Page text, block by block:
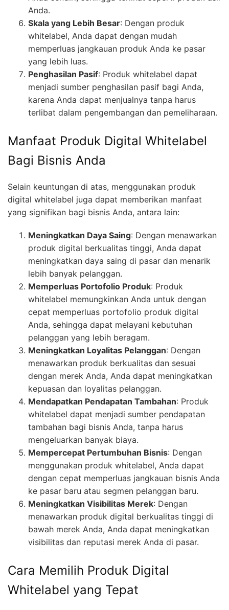
Anda.
Skala yang Lebih Besar: Dengan produk
whitelabel, Anda dapat dengan mudah
memperluas jangkauan produk Anda ke pasar
yang lebih luas.
Penghasilan Pasif: Produk whitelabel dapat
menjadi sumber penghasilan pasif bagi Anda,
karena Anda dapat menjualnya tanpa harus
terlibat dalam pengembangan dan pemeliharaan.
Manfaat Produk Digital Whitelabel
Bagi Bisnis Anda
Selain keuntungan di atas, menggunakan produk
digital whitelabel juga dapat memberikan manfaat
yang signifikan bagi bisnis Anda, antara lain:
Meningkatkan Daya Saing: Dengan menawarkan
produk digital berkualitas tinggi, Anda dapat
meningkatkan daya saing di pasar dan menarik
lebih banyak pelanggan.
Memperluas Portofolio Produk: Produk
whitelabel memungkinkan Anda untuk dengan
cepat memperluas portofolio produk digital
Anda, sehingga dapat melayani kebutuhan
pelanggan yang lebih beragam.
Meningkatkan Loyalitas Pelanggan: Dengan
menawarkan produk berkualitas dan sesuai
dengan merek Anda, Anda dapat meningkatkan
kepuasan dan loyalitas pelanggan.
Mendapatkan Pendapatan Tambahan: Produk
whitelabel dapat menjadi sumber pendapatan
tambahan bagi bisnis Anda, tanpa harus
mengeluarkan banyak biaya.
Mempercepat Pertumbuhan Bisnis: Dengan
menggunakan produk whitelabel, Anda dapat
dengan cepat memperluas jangkauan bisnis Anda
ke pasar baru atau segmen pelanggan baru.
Meningkatkan Visibilitas Merek: Dengan
menawarkan produk digital berkualitas tinggi di
bawah merek Anda, Anda dapat meningkatkan
visibilitas dan reputasi merek Anda di pasar.
Cara Memilih Produk Digital
Whitelabel yang Tepat